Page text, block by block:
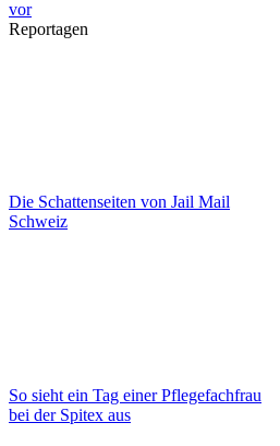
vor
Reportagen
Die Schattenseiten von Jail Mail
Schweiz
So sieht ein Tag einer Pflegefachfrau
bei der Spitex aus